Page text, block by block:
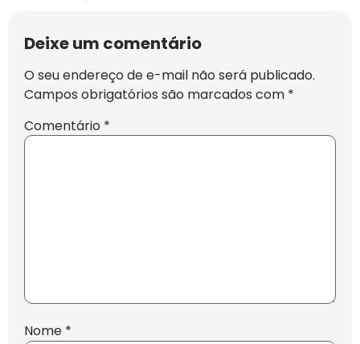
Deixe um comentário
O seu endereço de e-mail não será publicado.
Campos obrigatórios são marcados com *
Comentário *
Nome *